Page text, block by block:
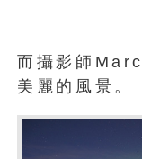
而攝影師
美麗的風景。